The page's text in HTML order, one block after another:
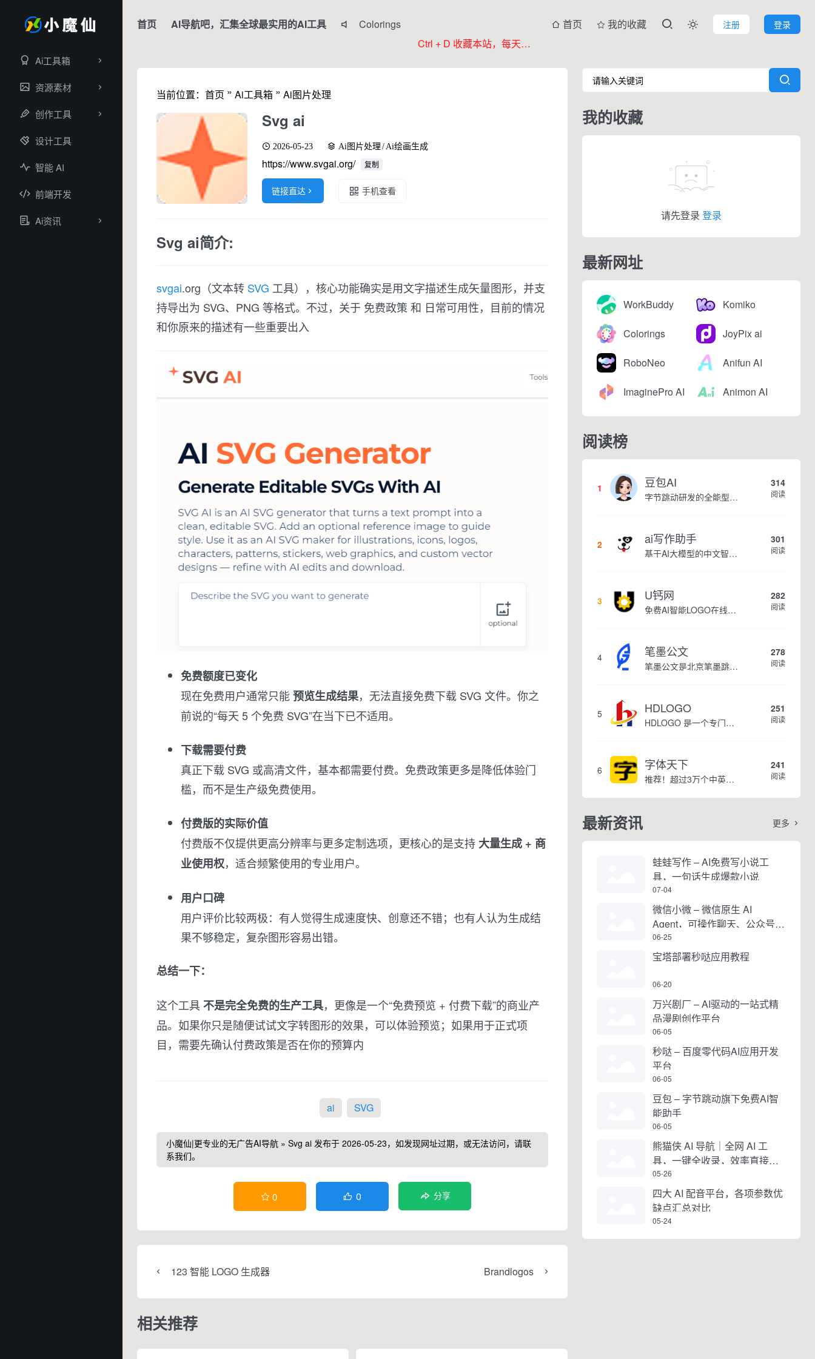
Ai工具箱
资源素材
创作工具
设计工具
智能 AI
前端开发
Ai资讯
首页 AI导航吧，汇集全球最实用的AI工具 
Colorings
登录
注册

首页
我的收藏
Ctrl + D 收藏本站，每天更新好站！
当前位置： 首页 » Ai工具箱 » Ai图片处理
Svg ai
2026-05-23 Ai图片处理 / Ai绘画生成
https://www.svgai.org/ 复制
链接直达  手机查看
Svg ai简介:
svgai.org （文本转 SVG 工具），核心功能确实是用文字描述生成矢量图形，并支
持导出为 SVG、PNG 等格式。不过，关于 免费政策 和 日常可用性，目前的情况
和你原来的描述有一些重要出入
免费额度已变化
现在免费用户通常只能预览生成结果，无法直接免费下载 SVG 文件。你之
前说的“每天 5 个免费 SVG”在当下已不适用。
下载需要付费
真正下载 SVG 或高清文件，基本都需要付费。免费政策更多是降低体验门
槛，而不是生产级免费使用。
付费版的实际价值
付费版不仅提供更高分辨率与更多定制选项，更核心的是支持 大量生成 + 商
业使用权，适合频繁使用的专业用户。
用户口碑
用户评价比较两极：有人觉得生成速度快、创意还不错；也有人认为生成结
果不够稳定，复杂图形容易出错。
总结一下：
这个工具 不是完全免费的生产工具，更像是一个“免费预览 + 付费下载”的商业产
品。如果你只是随便试试文字转图形的效果，可以体验预览；如果用于正式项
目，需要先确认付费政策是否在你的预算内
ai SVG
小魔仙|更专业的无广告AI导航 » Svg ai 发布于 2026-05-23，如发现网址过期，或无法访问，请联
系我们。
 0  0 分享
123 智能 LOGO 生成器 Brandlogos
相关推荐
我的收藏
请先登录 登录
最新网址
WorkBuddy Komiko
Colorings JoyPix ai
RoboNeo Anifun AI
ImaginePro AI Animon AI
阅读榜
1 豆包AI
字节跳动研发的全能型AI智能助手，提供智能对话、知识问答、内容创作、学习办公等一站式AI服务
314
阅读
2 ai写作助手
基于AI大模型的中文智能写作工具，面向学生、自媒体、职场人士提供一站式文本创作服务 核心定位 AI写作助手是依托人工智能技术打造的创作辅助平台，专注中文文本生成与优化，帮助用户快速完成各类文案、文章、论文等内容创作，提升写作效率 核心功能 ...
301
阅读
3 U钙网
免费AI智能LOGO在线设计制作平台
282
阅读
4 笔墨公文
笔墨公文是北京笔墨跳动科技旗下垂直公文赛道 AIGC 创作平台，深耕体制公文专业场景，依托海量标准公文语料训练专属大模型。平台整合 AI 公文生成、全维度智能校对、范文库、实时更新素材库、标准化公文模板五大核心板块，兼顾公文快速撰写、文稿合...
278
阅读
5 HDLOGO
HDLOGO 是一个专门整理矢量标志和图标的网站，提供各类品牌和公司的矢量标志下载服务，主要面向设计师、营销人员和企业用户，帮他们获取高质量的品牌标识资源。
251
阅读
6 字体天下
推荐！超过3万个中英文字体免费下载
241
阅读
最新资讯 更多 
蛙蛙写作 – AI免费写小说工
具，一句话生成爆款小说
07-04
微信小微 – 微信原生 AI
Agent，可操作聊天、公众号、
视频号和小程序
06-25
宝塔部署秒哒应用教程
06-20
万兴剧厂 – AI驱动的一站式精
品漫剧创作平台
06-05
秒哒 – 百度零代码AI应用开发
平台
06-05
豆包 – 字节跳动旗下免费AI智
能助手
06-05
熊猫侠 AI 导航｜全网 AI 工
具，一键全收录，效率直接拉
满
05-26
四大 AI 配音平台，各项参数优
缺点汇总对比
05-24